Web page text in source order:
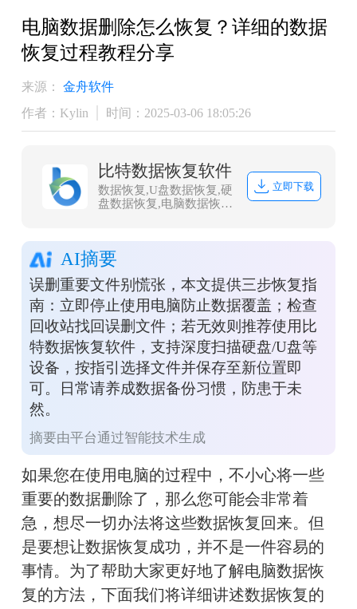
电脑数据删除怎么恢复？详细的数据
恢复过程教程分享
来源：
金舟软件
作者：Kylin
时间：2025-03-06 18:05:26
比特数据恢复软件
数据恢复,U盘数据恢复,硬
盘数据恢复,电脑数据恢
据恢复,照片恢复,sd卡数
据恢复
立即下载
AI摘要
误删重要文件别慌张，本文提供三步恢复指
南：立即停止使用电脑防止数据覆盖；检查
回收站找回误删文件；若无效则推荐使用比
特数据恢复软件，支持深度扫描硬盘/U盘等
设备，按指引选择文件并保存至新位置即
可。日常请养成数据备份习惯，防患于未
然。
摘要由平台通过智能技术生成
如果您在使用电脑的过程中，不小心将一些
重要的数据删除了，那么您可能会非常着
急，想尽一切办法将这些数据恢复回来。但
是要想让数据恢复成功，并不是一件容易的
事情。为了帮助大家更好地了解电脑数据恢
复的方法，下面我们将详细讲述数据恢复的